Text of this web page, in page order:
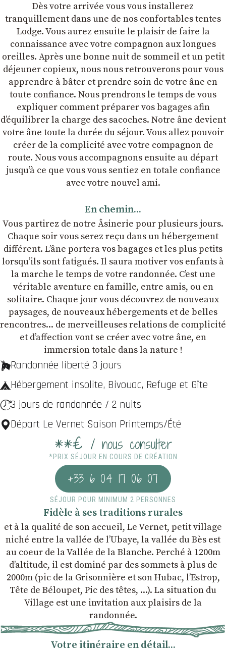
Dès votre arrivée vous vous installerez
tranquillement dans une de nos confortables tentes
Lodge. Vous aurez ensuite le plaisir de faire la
connaissance avec votre compagnon aux longues
oreilles. Après une bonne nuit de sommeil et un petit
déjeuner copieux, nous nous retrouverons pour vous
apprendre à bâter et prendre soin de votre âne en
toute confiance. Nous prendrons le temps de vous
expliquer comment préparer vos bagages afin
dʼéquilibrer la charge des sacoches. Notre âne devient
votre âne toute la durée du séjour. Vous allez pouvoir
créer de la complicité avec votre compagnon de
route. Nous vous accompagnons ensuite au départ
jusqu’à ce que vous vous sentiez en totale confiance
avec votre nouvel ami.
En chemin...
Vous partirez de notre Âsinerie pour plusieurs jours.
Chaque soir vous serez reçu dans un hébergement
différent. L’âne portera vos bagages et les plus petits
lorsqu’ils sont fatigués. Il saura motiver vos enfants à
la marche le temps de votre randonnée. C’est une
véritable aventure en famille, entre amis, ou en
solitaire. Chaque jour vous découvrez de nouveaux
paysages, de nouveaux hébergements et de belles
rencontres... de merveilleuses relations de complicité
et dʼaffection vont se créer avec votre âne, en
immersion totale dans la nature !
Randonnée liberté 3 jours
Hébergement insolite, Bivouac, Refuge et Gîte
3 jours de randonnée / 2 nuits
Départ Le Vernet Saison Printemps/Été
**€ / nous consulter
*PRIX SÉJOUR EN COURS DE CRÉATION
+33 6 04 17 06 07
SÉJOUR POUR MINIMUM 2 PERSONNES
Fidèle à ses traditions rurales
et à la qualité de son accueil, Le Vernet, petit village
niché entre la vallée de l’Ubaye, la vallée du Bès est
au coeur de la Vallée de la Blanche. Perché à 1200m
d’altitude, il est dominé par des sommets à plus de
2000m (pic de la Grisonnière et son Hubac, l’Estrop,
Tête de Béloupet, Pic des têtes, ...). La situation du
Village est une invitation aux plaisirs de la
randonnée.
Votre itinéraire en détail...